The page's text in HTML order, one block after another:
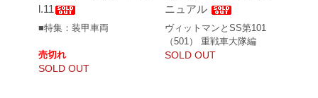
l.11
■特集：装甲車両
売切れ
SOLD OUT
ニュアル
ヴィットマンとSS第101
（501） 重戦車大隊編
SOLD OUT